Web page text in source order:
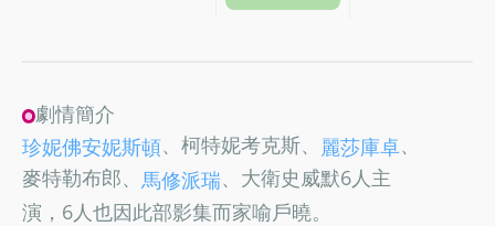
劇情簡介
珍妮佛安妮斯頓、柯特妮考克斯、 麗莎庫卓、
麥特勒布郎、 馬修派瑞、大衛史威默6人主
演，6人也因此部影集而家喻戶曉。